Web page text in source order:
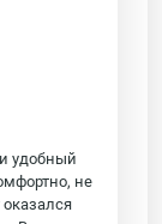
удобный
не